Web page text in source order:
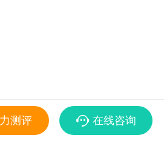
测评 在线咨询